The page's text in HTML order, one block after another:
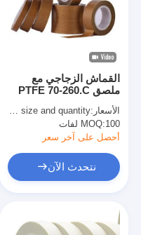
الشريط اللاصق PET
صب الاستثمار الدقيق
لوح العزل الكهربائي
القماش الزجاجي مع
ملصق PTFE 70-260.C
130N / سم قوة الشد
الأسعار:quoted as per size and quantity
MOQ:100 لفات
أحصل على آخر سعر
نتحدث الآن